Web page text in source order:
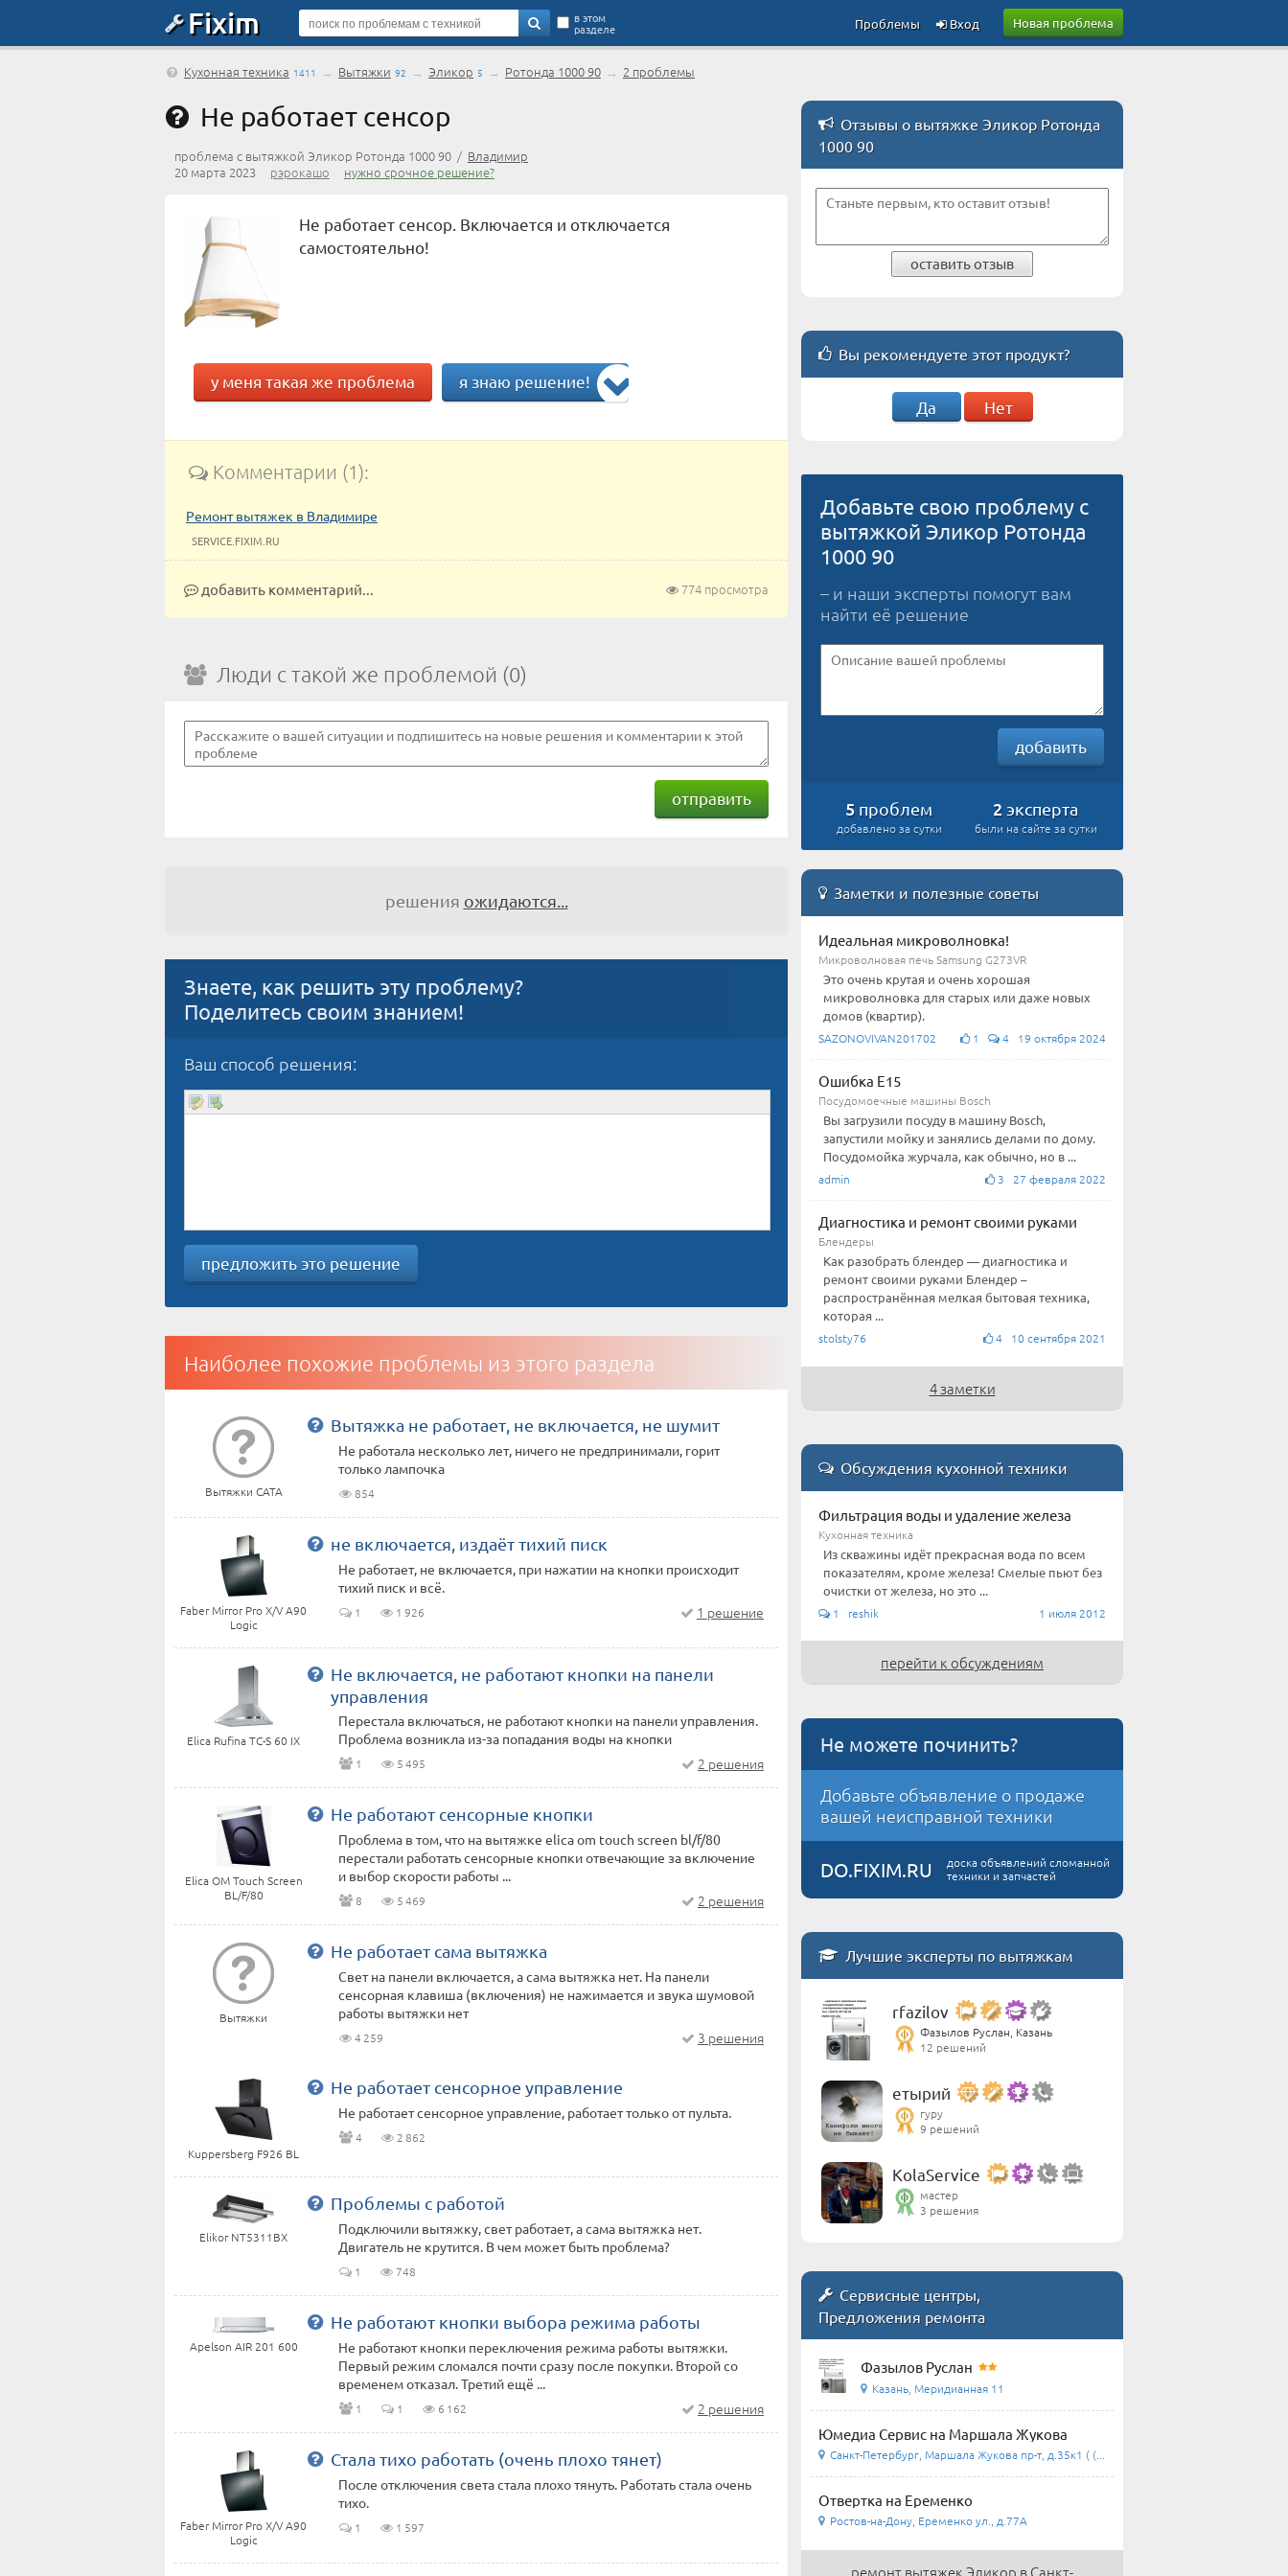
Fixim Новая проблема
в этом
разделе Вход
Проблемы
Кухонная техника 1411 → Вытяжки 92 → Эликор 5 → Ротонда 1000 90 → 2 проблемы
Не работает сенсор
проблема с вытяжкой Эликор Ротонда 1000 90 / Владимир
20 марта 2023 рэрокашо нужно срочное решение?
Не работает сенсор. Включается и отключается
самостоятельно!
у меня такая же проблема я знаю решение!
Комментарии (1):
Ремонт вытяжек в Владимире
SERVICE.FIXIM.RU
774 просмотра
добавить комментарий...
Люди с такой же проблемой (0)
отправить
решения ожидаются...
Знаете, как решить эту проблему?
Поделитесь своим знанием!
Ваш способ решения:
предложить это решение
Наиболее похожие проблемы из этого раздела
Вытяжки CATA
Вытяжка не работает, не включается, не шумит
Не работала несколько лет, ничего не предпринимали, горит
только лампочка
854
Faber Mirror Pro X/V A90
Logic
не включается, издаёт тихий писк
Не работает, не включается, при нажатии на кнопки происходит
тихий писк и всё.
1 1 926 1 решение
Elica Rufina TC-S 60 IX
Не включается, не работают кнопки на панели
управления
Перестала включаться, не работают кнопки на панели управления.
Проблема возникла из-за попадания воды на кнопки
1 5 495 2 решения
Elica OM Touch Screen
BL/F/80
Не работают сенсорные кнопки
Проблема в том, что на вытяжке elica om touch screen bl/f/80
перестали работать сенсорные кнопки отвечающие за включение
и выбор скорости работы ...
8 5 469 2 решения
Вытяжки
Не работает сама вытяжка
Свет на панели включается, а сама вытяжка нет. На панели
сенсорная клавиша (включения) не нажимается и звука шумовой
работы вытяжки нет
4 259 3 решения
Kuppersberg F926 BL
Не работает сенсорное управление
Не работает сенсорное управление, работает только от пульта.
4 2 862
Elikor NT5311BX
Проблемы с работой
Подключили вытяжку, свет работает, а сама вытяжка нет.
Двигатель не крутится. В чем может быть проблема?
1 748
Apelson AIR 201 600
Не работают кнопки выбора режима работы
Не работают кнопки переключения режима работы вытяжки.
Первый режим сломался почти сразу после покупки. Второй со
временем отказал. Третий ещё ...
1 1 6 162 2 решения
Faber Mirror Pro X/V A90
Logic
Стала тихо работать (очень плохо тянет)
После отключения света стала плохо тянуть. Работать стала очень
тихо.
1 1 597
Отзывы о вытяжке Эликор Ротонда
1000 90
оставить отзыв
Вы рекомендуете этот продукт?
Да Нет
Добавьте свою проблему с
вытяжкой Эликор Ротонда
1000 90
– и наши эксперты помогут вам
найти её решение
добавить
5 проблем
добавлено за сутки
2 эксперта
были на сайте за сутки
Заметки и полезные советы
Идеальная микроволновка!
Микроволновая печь Samsung G273VR
Это очень крутая и очень хорошая
микроволновка для старых или даже новых
домов (квартир).
SAZONOVIVAN201702 1 4 19 октября 2024
Ошибка E15
Посудомоечные машины Bosch
Вы загрузили посуду в машину Bosch,
запустили мойку и занялись делами по дому.
Посудомойка журчала, как обычно, но в ...
admin 3 27 февраля 2022
Диагностика и ремонт своими руками
Блендеры
Как разобрать блендер — диагностика и
ремонт своими руками Блендер –
распространённая мелкая бытовая техника,
которая ...
stolsty76 4 10 сентября 2021
4 заметки
Обсуждения кухонной техники
Фильтрация воды и удаление железа
Кухонная техника
Из скважины идёт прекрасная вода по всем
показателям, кроме железа! Смелые пьют без
очистки от железа, но это ...
1 reshik 1 июля 2012
перейти к обсуждениям
Не можете починить?
Добавьте объявление о продаже
вашей неисправной техники
DO.FIXIM.RU
доска объявлений сломанной
техники и запчастей
Лучшие эксперты по вытяжкам
rfazilov
Фазылов Руслан, Казань
12 решений
етырий
гуру
9 решений
KolaService
мастер
3 решения
Сервисные центры,
Предложения ремонта
Фазылов Руслан
Казань, Меридианная 11
Юмедиа Сервис на Маршала Жукова
Санкт-Петербург, Маршала Жукова пр-т, д.35к1 ( (...
Отвертка на Еременко
Ростов-на-Дону, Еременко ул., д.77А
ремонт вытяжек Эликор в Санкт-